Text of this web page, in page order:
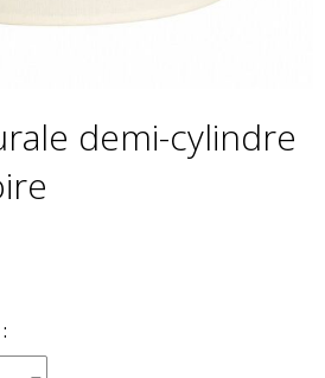
demi-cylindre